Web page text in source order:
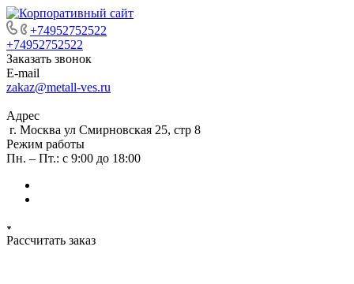
+74952752522
+74952752522
Заказать звонок
E-mail
zakaz@metall-ves.ru
Адрес
г. Москва ул Смирновская 25, стр 8
Режим работы
Пн. – Пт.: с 9:00 до 18:00
Рассчитать заказ